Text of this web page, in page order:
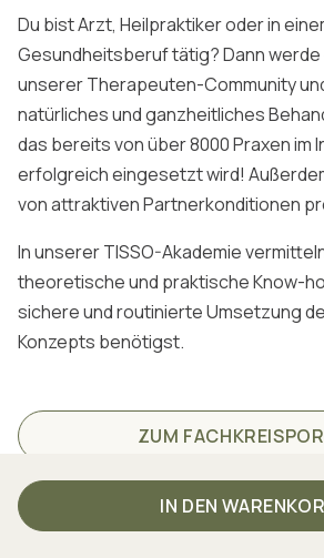
IN DEN
Du bist Arzt, Heilpraktiker oder in
Gesundheitsberuf tätig? Dann
unserer Therapeuten-Community
natürliches und ganzheitliches
das bereits von über 8000 Praxen im
erfolgreich eingesetzt wird!
von attraktiven Partnerkonditionen
In unserer TISSO-Akademie
theoretische und praktische Know-
sichere und routinierte Umsetzung
Konzepts benötigst.
ZUM